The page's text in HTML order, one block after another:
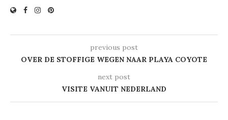
previous post
OVER DE STOFFIGE WEGEN NAAR PLAYA COYOTE
next post
VISITE VANUIT NEDERLAND